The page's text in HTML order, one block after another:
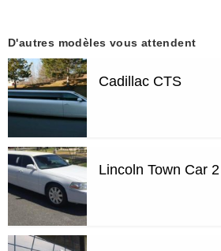
D'autres modèles vous attendent
Cadillac CTS
Lincoln Town Car 2